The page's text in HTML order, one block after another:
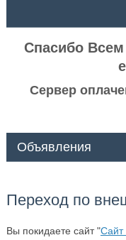
Спасибо Всем
Сервер
Объявления
Переход по
Вы покидаете сайт "Сайт